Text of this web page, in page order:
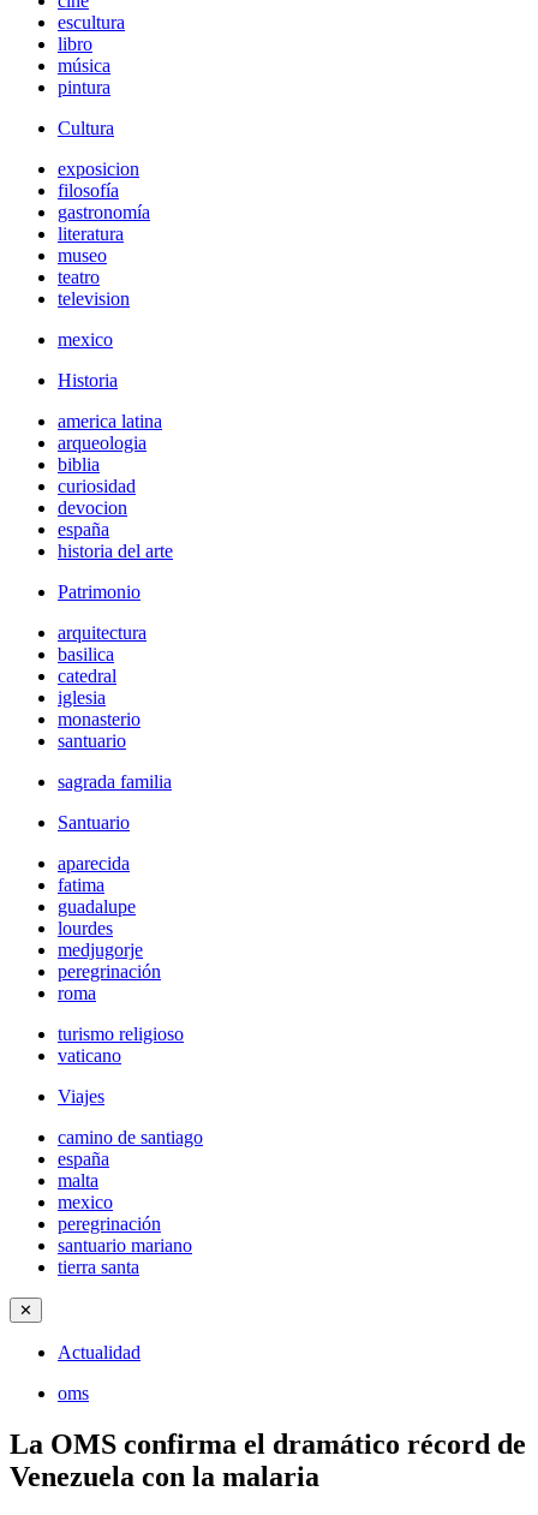
escultura
libro
música
pintura
Cultura
exposicion
filosofía
gastronomía
literatura
museo
teatro
television
mexico
Historia
america latina
arqueologia
biblia
curiosidad
devocion
españa
historia del arte
Patrimonio
arquitectura
basilica
catedral
iglesia
monasterio
santuario
sagrada familia
Santuario
aparecida
fatima
guadalupe
lourdes
medjugorje
peregrinación
roma
turismo religioso
vaticano
Viajes
camino de santiago
españa
malta
mexico
peregrinación
santuario mariano
tierra santa
✕
Actualidad
oms
La OMS confirma el dramático récord de
Venezuela con la malaria